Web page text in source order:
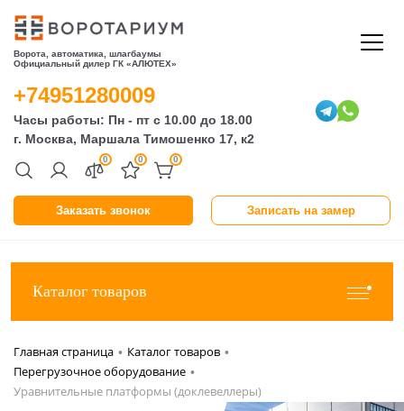
Ворота, автоматика, шлагбаумы
Официальный дилер ГК «АЛЮТЕХ»
Заказать звонок Записать на замер
0 0 0
+74951280009
Часы работы: Пн - пт с 10.00 до 18.00
г. Москва, Маршала Тимошенко 17, к2
Каталог товаров
Главная страница • Каталог товаров •
Перегрузочное оборудование •
Уравнительные платформы (доклевеллеры)